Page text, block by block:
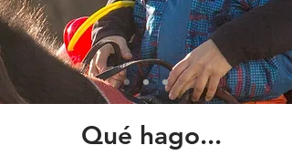
Qué hago...